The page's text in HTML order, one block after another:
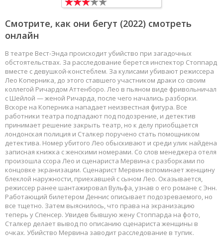
Смотрите, как они бегут (2022) смотреть
онлайн
В театре Вест-Энда происходит убийство при загадочных
обстоятельствах. За расследование берется инспектор Стоппард
вместе с девушкой-констеблем. За кулисами убивают режиссера
Лео Коперника, до этого ставшего участником драки со своим
коллегой Ричардом Аттенборо. Лео в пьяном виде фривольничал
с Шейлой — женой Ричарда, после чего начались разборки.
Вскоре на Коперника нападает неизвестная фигура. Все
работники театра подпадают под подозрение, и детектив
принимает решение закрыть театр, но к делу приобщается
лондонская полиция и Сталкер поручено стать помощником
детектива. Номер убитого Лео обыскивают и среди улик найдена
записная книжка с женскими номерами. Со слов менеджера отеля
произошла ссора Лео и сценариста Мервина с разборками по
концовке экранизации. Сценарист Мервин вспоминает женщину
блеклой наружности, приехавшей с сыном Лео. Оказывается,
режиссер ранее шантажировал Вульфа, узнав о его романе с Энн.
Работающий билетером Деннис описывает подозреваемого, но
все тщетно. Затем выяснилось, что права на экранизацию
теперь у Спенсер. Увидев бывшую жену Стоппарда на фото,
Сталкер делает вывод по описанию сценариста женщины в
очках. Убийство Мервина заводит расследование в тупик.